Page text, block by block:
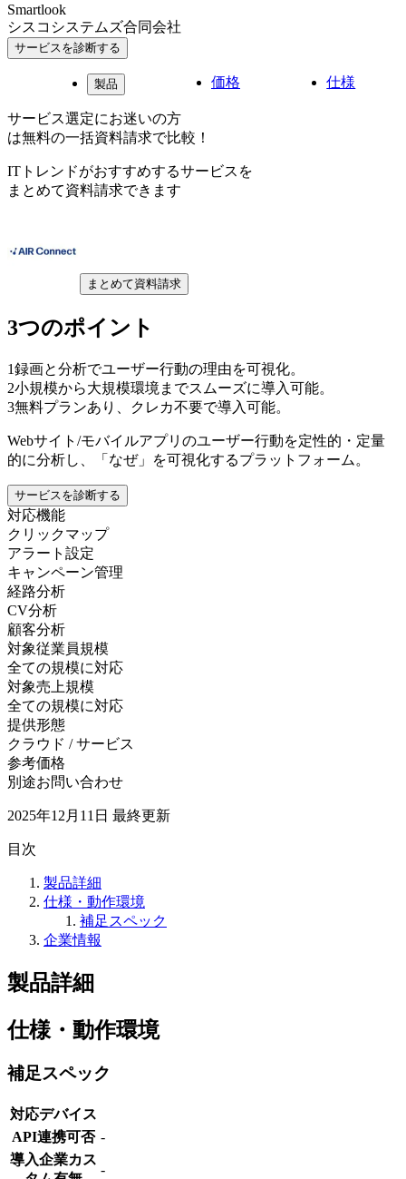
Smartlook
シスコシステムズ合同会社
サービスを診断する
製品 価格 仕様
サービス選定にお迷いの方
は無料の一括資料請求で比較！
ITトレンドがおすすめするサービスを
まとめて資料請求できます
まとめて資料請求
3つのポイント
1録画と分析でユーザー行動の理由を可視化。
2小規模から大規模環境までスムーズに導入可能。
3無料プランあり、クレカ不要で導入可能。
Webサイト/モバイルアプリのユーザー行動を定性的・定量
的に分析し、「なぜ」を可視化するプラットフォーム。
サービスを診断する
対応機能
クリックマップ
アラート設定
キャンペーン管理
経路分析
CV分析
顧客分析
対象従業員規模
全ての規模に対応
対象売上規模
全ての規模に対応
提供形態
クラウド / サービス
参考価格
別途お問い合わせ
2025年12月11日 最終更新
目次
製品詳細
仕様・動作環境
補足スペック
企業情報
製品詳細
仕様・動作環境
補足スペック
対応デバイス
API連携可否 -
導入企業カス
-